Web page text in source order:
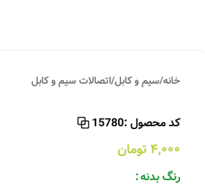
خانه/سیم و کابل/اتصالات سیم و کابل
کد محصول :15780
۴,۰۰۰ تومان
رنگ بدنه